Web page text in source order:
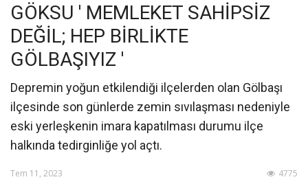
3. SAYFA
GÜNDEM
SAĞLIK
SİYASET
KÜNYE
MALATYA
GÖKSU ' MEMLEKET SAHİPSİZ
DEĞİL; HEP BİRLİKTE
GÖLBAŞIYIZ '
Depremin yoğun etkilendiği ilçelerden olan Gölbaşı
ilçesinde son günlerde zemin sıvılaşması nedeniyle
eski yerleşkenin imara kapatılması durumu ilçe
halkında tedirginliğe yol açtı.
Tem 11, 2023 4775